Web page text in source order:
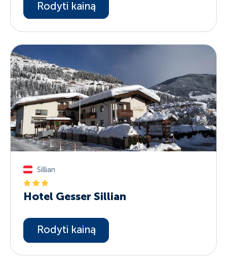
Rodyti kainą
Sillian
Hotel Gesser Sillian
Rodyti kainą